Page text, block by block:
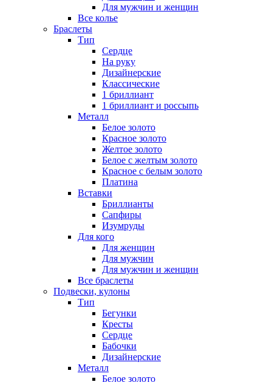
Для мужчин и женщин
Все колье
Браслеты
Тип
Сердце
На руку
Дизайнерские
Классические
1 бриллиант
1 бриллиант и россыпь
Металл
Белое золото
Красное золото
Желтое золото
Белое с желтым золото
Красное с белым золото
Платина
Вставки
Бриллианты
Сапфиры
Изумруды
Для кого
Для женщин
Для мужчин
Для мужчин и женщин
Все браслеты
Подвески, кулоны
Тип
Бегунки
Кресты
Сердце
Бабочки
Дизайнерские
Металл
Белое золото